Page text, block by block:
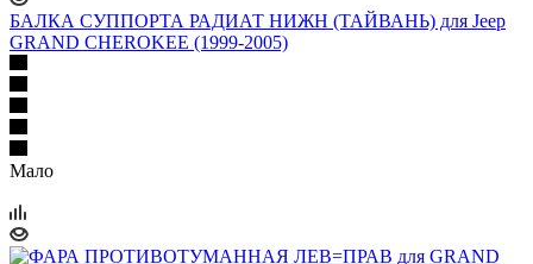
БАЛКА СУППОРТА РАДИАТ НИЖН (ТАЙВАНЬ) для Jeep
GRAND CHEROKEE (1999-2005)
Мало